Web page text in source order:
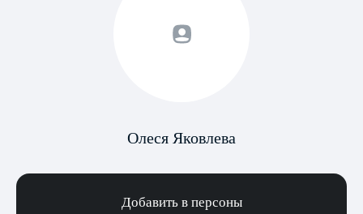
Олеся Яковлева
Добавить в персоны